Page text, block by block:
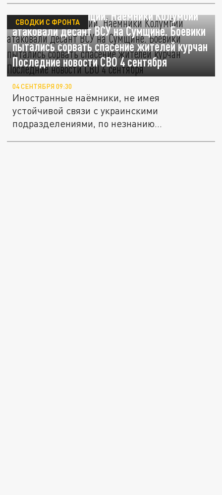
Помешали эвакуации. Наёмники Колумбии
атаковали десант ВСУ на Сумщине. Боевики
пытались сорвать спасение жителей курчан
Последние новости СВО 4 сентября
СВОДКИ С ФРОНТА
04 СЕНТЯБРЯ 09:30
Иностранные наёмники, не имея
устойчивой связи с украинскими
подразделениями, по незнанию